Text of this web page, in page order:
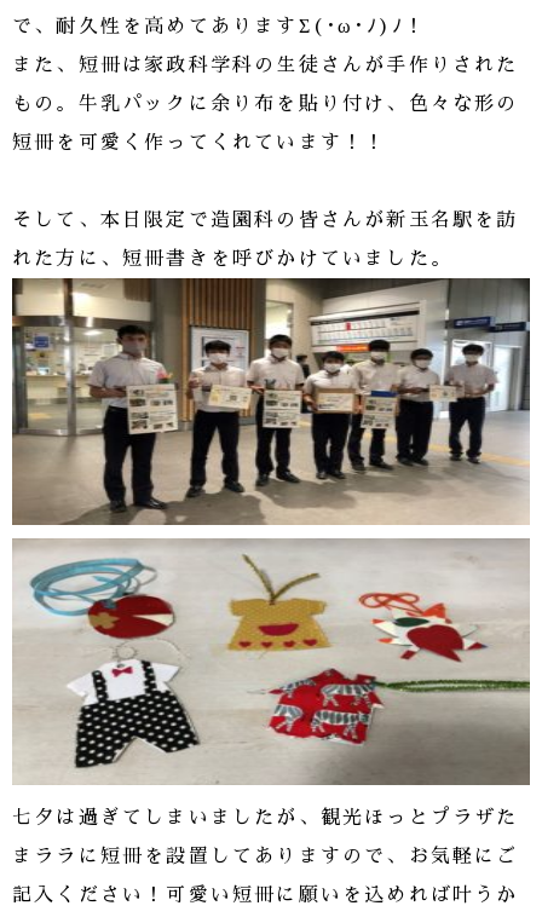
で、耐久性を高めてありますΣ(･ω･ﾉ)ﾉ！
また、短冊は家政科学科の生徒さんが手作りされた
もの。牛乳パックに余り布を貼り付け、色々な形の
短冊を可愛く作ってくれています！！
そして、本日限定で造園科の皆さんが新玉名駅を訪
れた方に、短冊書きを呼びかけていました。
七夕は過ぎてしまいましたが、観光ほっとプラザた
まララに短冊を設置してありますので、お気軽にご
記入ください！可愛い短冊に願いを込めれば叶うか